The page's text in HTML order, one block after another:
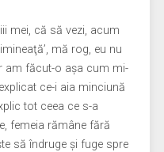
mei, că să vezi, acum
mă rog, eu nu
am făcut-o aşa cum mi-
ce-i aia minciună
tot ceea ce s-a
femeia rămâne fără
să îndruge şi fuge spre